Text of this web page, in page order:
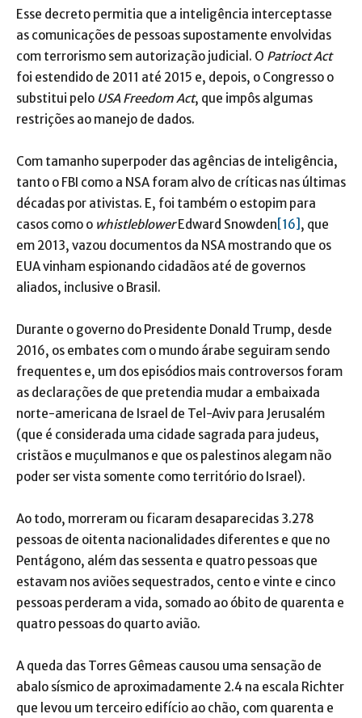
Esse decreto permitia que a inteligência interceptasse
as comunicações de pessoas supostamente envolvidas
com terrorismo sem autorização judicial. O Patrioct Act
foi estendido de 2011 até 2015 e, depois, o Congresso o
substitui pelo USA Freedom Act, que impôs algumas
restrições ao manejo de dados.
Com tamanho superpoder das agências de inteligência,
tanto o FBI como a NSA foram alvo de críticas nas últimas
décadas por ativistas. E, foi também o estopim para
casos como o whistleblowerEdward Snowden [16] , que
em 2013, vazou documentos da NSA mostrando que os
EUA vinham espionando cidadãos até de governos
aliados, inclusive o Brasil.
Durante o governo do Presidente Donald Trump, desde
2016, os embates com o mundo árabe seguiram sendo
frequentes e, um dos episódios mais controversos foram
as declarações de que pretendia mudar a embaixada
norte-americana de Israel de Tel-Aviv para Jerusalém
(que é considerada uma cidade sagrada para judeus,
cristãos e muçulmanos e que os palestinos alegam não
poder ser vista somente como território do Israel).
Ao todo, morreram ou ficaram desaparecidas 3.278
pessoas de oitenta nacionalidades diferentes e que no
Pentágono, além das sessenta e quatro pessoas que
estavam nos aviões sequestrados, cento e vinte e cinco
pessoas perderam a vida, somado ao óbito de quarenta e
quatro pessoas do quarto avião.
A queda das Torres Gêmeas causou uma sensação de
abalo sísmico de aproximadamente 2.4 na escala Richter
que levou um terceiro edifício ao chão, com quarenta e